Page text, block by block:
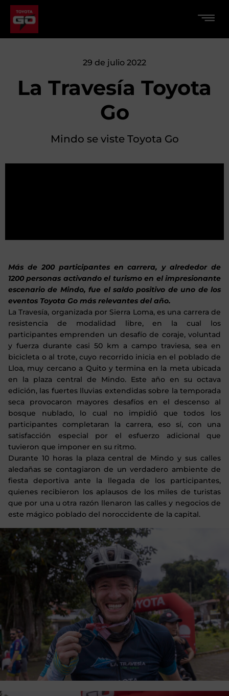
29 de julio 2022
La Travesía Toyota
Go
Mindo se viste Toyota Go
Más de 200 participantes en carrera, y alrededor de
1200 personas activando el turismo en el impresionante
escenario de Mindo, fue el saldo positivo de uno de los
eventos Toyota Go más relevantes del año.
La Travesía, organizada por Sierra Loma, es una carrera de
resistencia de modalidad libre, en la cual los
participantes emprenden un desafío de coraje, voluntad
y fuerza durante casi 50 km a campo traviesa, sea en
bicicleta o al trote, cuyo recorrido inicia en el poblado de
Lloa, muy cercano a Quito y termina en la meta ubicada
en la plaza central de Mindo. Este año en su octava
edición, las fuertes lluvias extendidas sobre la temporada
seca provocaron mayores desafíos en el descenso al
bosque nublado, lo cual no impidió que todos los
participantes completaran la carrera, eso sí, con una
satisfacción especial por el esfuerzo adicional que
tuvieron que imponer en su ritmo.
Durante 10 horas la plaza central de Mindo y sus calles
aledañas se contagiaron de un verdadero ambiente de
fiesta deportiva ante la llegada de los participantes,
quienes recibieron los aplausos de los miles de turistas
que por una u otra razón llenaron las calles y negocios de
este mágico poblado del noroccidente de la capital.